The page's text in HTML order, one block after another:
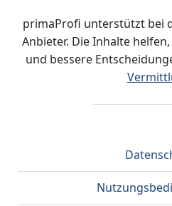
primaProfi unterstützt bei
Anbieter. Die Inhalte
und bessere